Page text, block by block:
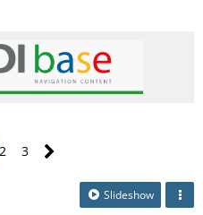
2 3
Slideshow